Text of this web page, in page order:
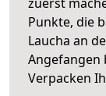
Punkte, die
Laucha an
Angefangen
Verpacken